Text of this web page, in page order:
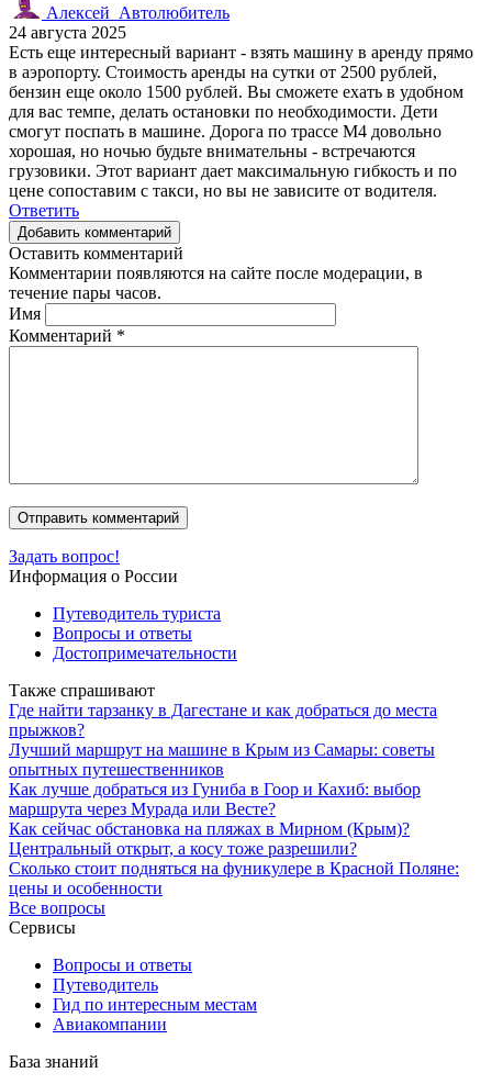
Алексей_Автолюбитель
24 августа 2025
Есть еще интересный вариант - взять машину в аренду прямо
в аэропорту. Стоимость аренды на сутки от 2500 рублей,
бензин еще около 1500 рублей. Вы сможете ехать в удобном
для вас темпе, делать остановки по необходимости. Дети
смогут поспать в машине. Дорога по трассе М4 довольно
хорошая, но ночью будьте внимательны - встречаются
грузовики. Этот вариант дает максимальную гибкость и по
цене сопоставим с такси, но вы не зависите от водителя.
Ответить
Добавить комментарий
Оставить комментарий
Комментарии появляются на сайте после модерации, в
течение пары часов.
Имя
Комментарий *
Задать вопрос!
Информация о России
Путеводитель туриста
Вопросы и ответы
Достопримечательности
Также спрашивают
Где найти тарзанку в Дагестане и как добраться до места
прыжков?
Лучший маршрут на машине в Крым из Самары: советы
опытных путешественников
Как лучше добраться из Гуниба в Гоор и Кахиб: выбор
маршрута через Мурада или Весте?
Как сейчас обстановка на пляжах в Мирном (Крым)?
Центральный открыт, а косу тоже разрешили?
Сколько стоит подняться на фуникулере в Красной Поляне:
цены и особенности
Все вопросы
Сервисы
Вопросы и ответы
Путеводитель
Гид по интересным местам
Авиакомпании
База знаний